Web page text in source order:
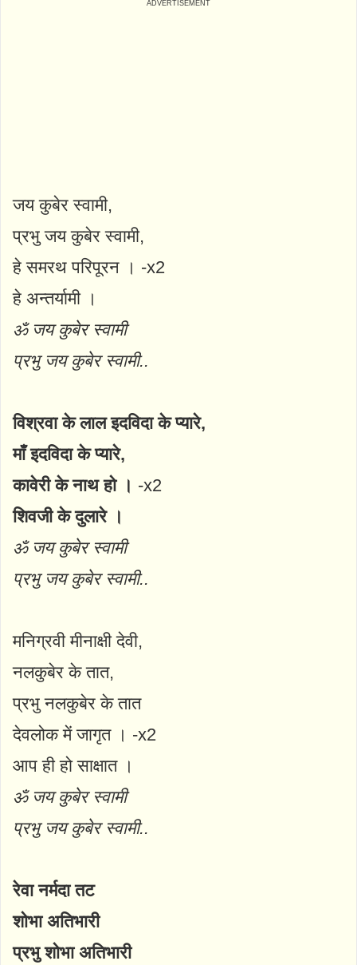
जय कुबेर स्वामी,
प्रभु जय कुबेर स्वामी,
हे समरथ परिपूरन । -x2
हे अन्तर्यामी ।
ॐ जय कुबेर स्वामी
प्रभु जय कुबेर स्वामी..
विश्रवा के लाल इदविदा के प्यारे,
माँ इदविदा के प्यारे,
कावेरी के नाथ हो । -x2
शिवजी के दुलारे ।
ॐ जय कुबेर स्वामी
प्रभु जय कुबेर स्वामी..
मनिग्रवी मीनाक्षी देवी,
नलकुबेर के तात,
प्रभु नलकुबेर के तात
देवलोक में जागृत । -x2
आप ही हो साक्षात ।
ॐ जय कुबेर स्वामी
प्रभु जय कुबेर स्वामी..
रेवा नर्मदा तट
शोभा अतिभारी
प्रभु शोभा अतिभारी